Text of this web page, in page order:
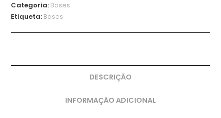
Categoria: Bases
Etiqueta: Bases
DESCRIÇÃO
INFORMAÇÃO ADICIONAL